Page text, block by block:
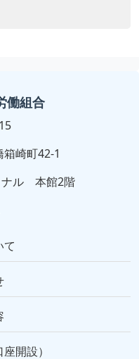
働組合
崎町42-1
ナル 本館2階
て
開設）